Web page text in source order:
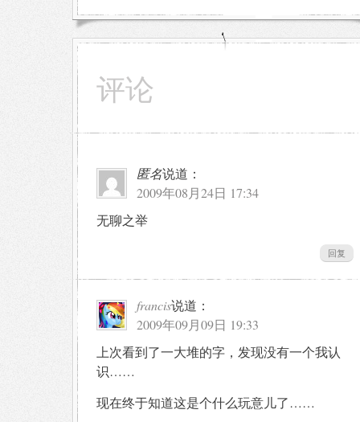
评论
匿名说道：
2009年08月24日 17:34
无聊之举
回复
francis说道：
2009年09月09日 19:33
上次看到了一大堆的字，发现没有一个我认
识……
现在终于知道这是个什么玩意儿了……